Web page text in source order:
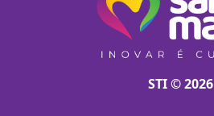
STI © 2026